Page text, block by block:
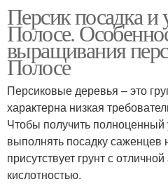
Персик посадка и
Полосе.
выращивания
Полосе
Персиковые деревья – это
характерна низкая
Чтобы получить
выполнять посадку саженцев
присутствует грунт с
кислотностью.